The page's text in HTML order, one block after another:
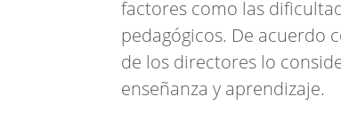
factores como las
pedagógicos. De acuerdo
de los directores lo
enseñanza y aprendizaje.